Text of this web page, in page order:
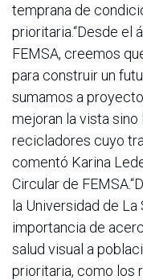
temprana de
prioritaria.“Desde el
FEMSA, creemos
para construir un
sumamos a
mejoran la vista
recicladores cuyo
comentó Karina
Circular de
la Universidad de
importancia de
salud visual a
prioritaria, como los